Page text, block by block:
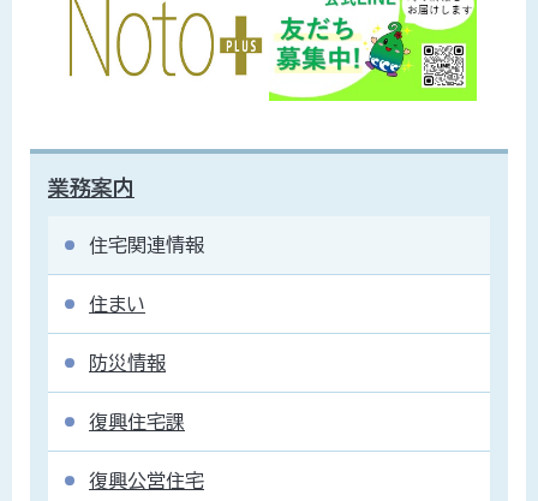
業務案内
住宅関連情報
住まい
防災情報
復興住宅課
復興公営住宅